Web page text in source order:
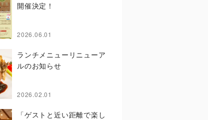
開催決定！
2026.06.01
ランチメニューリニューア
ルのお知らせ
2026.02.01
「ゲストと近い距離で楽し